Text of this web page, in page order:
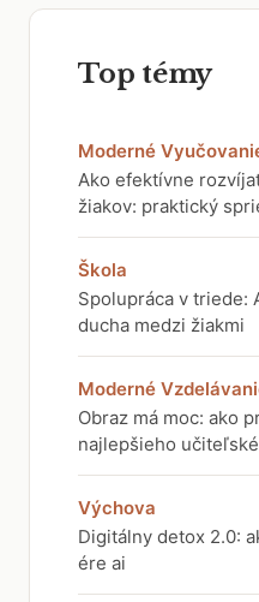
Top témy
Moderné
Ako efektívne
žiakov: praktický
Škola
Spolupráca v triede:
ducha medzi žiakmi
Moderné
Obraz má moc: ako
najlepšieho
Výchova
Digitálny detox 2.0:
ére ai